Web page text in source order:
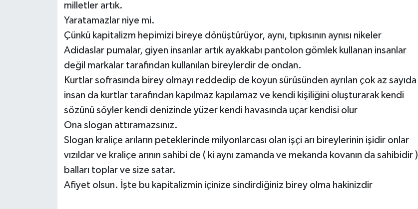
milletler artık.
Yaratamazlar niye mi.
Çünkü kapitalizm hepimizi bireye dönüştürüyor, aynı, tıpkısının aynısı nikeler
Adidaslar pumalar, giyen insanlar artık ayakkabı pantolon gömlek kullanan insanlar
değil markalar tarafından kullanılan bireylerdir de ondan.
Kurtlar sofrasında birey olmayı reddedip de koyun sürüsünden ayrılan çok az sayıda
insan da kurtlar tarafından kapılmaz kapılamaz ve kendi kişiliğini oluşturarak kendi
sözünü söyler kendi denizinde yüzer kendi havasında uçar kendisi olur
Ona slogan attıramazsınız.
Slogan kraliçe arıların peteklerinde milyonlarcası olan işçi arı bireylerinin işidir onlar
vızıldar ve kraliçe arının sahibi de ( ki aynı zamanda ve mekanda kovanın da sahibidir )
balları toplar ve size satar.
Afiyet olsun. İşte bu kapitalizmin içinize sindirdiğiniz birey olma hakinizdir